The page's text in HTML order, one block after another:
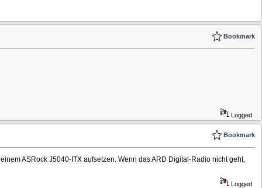
Bookmark
Logged
Bookmark
ASRock J5040-ITX aufsetzen. Wenn das ARD Digital-Radio nicht geht,
Logged